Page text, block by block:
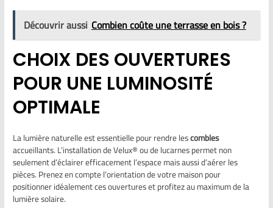
Découvrir aussi Combien coûte une terrasse en bois ?
CHOIX DES OUVERTURES
POUR UNE LUMINOSITÉ
OPTIMALE
La lumière naturelle est essentielle pour rendre lescombles
accueillants. L’installation de Velux® ou de lucarnes permet non
seulement d’éclairer efficacement l’espace mais aussi d’aérer les
pièces. Prenez en compte l’orientation de votre maison pour
positionner idéalement ces ouvertures et profitez au maximum de la
lumière solaire.